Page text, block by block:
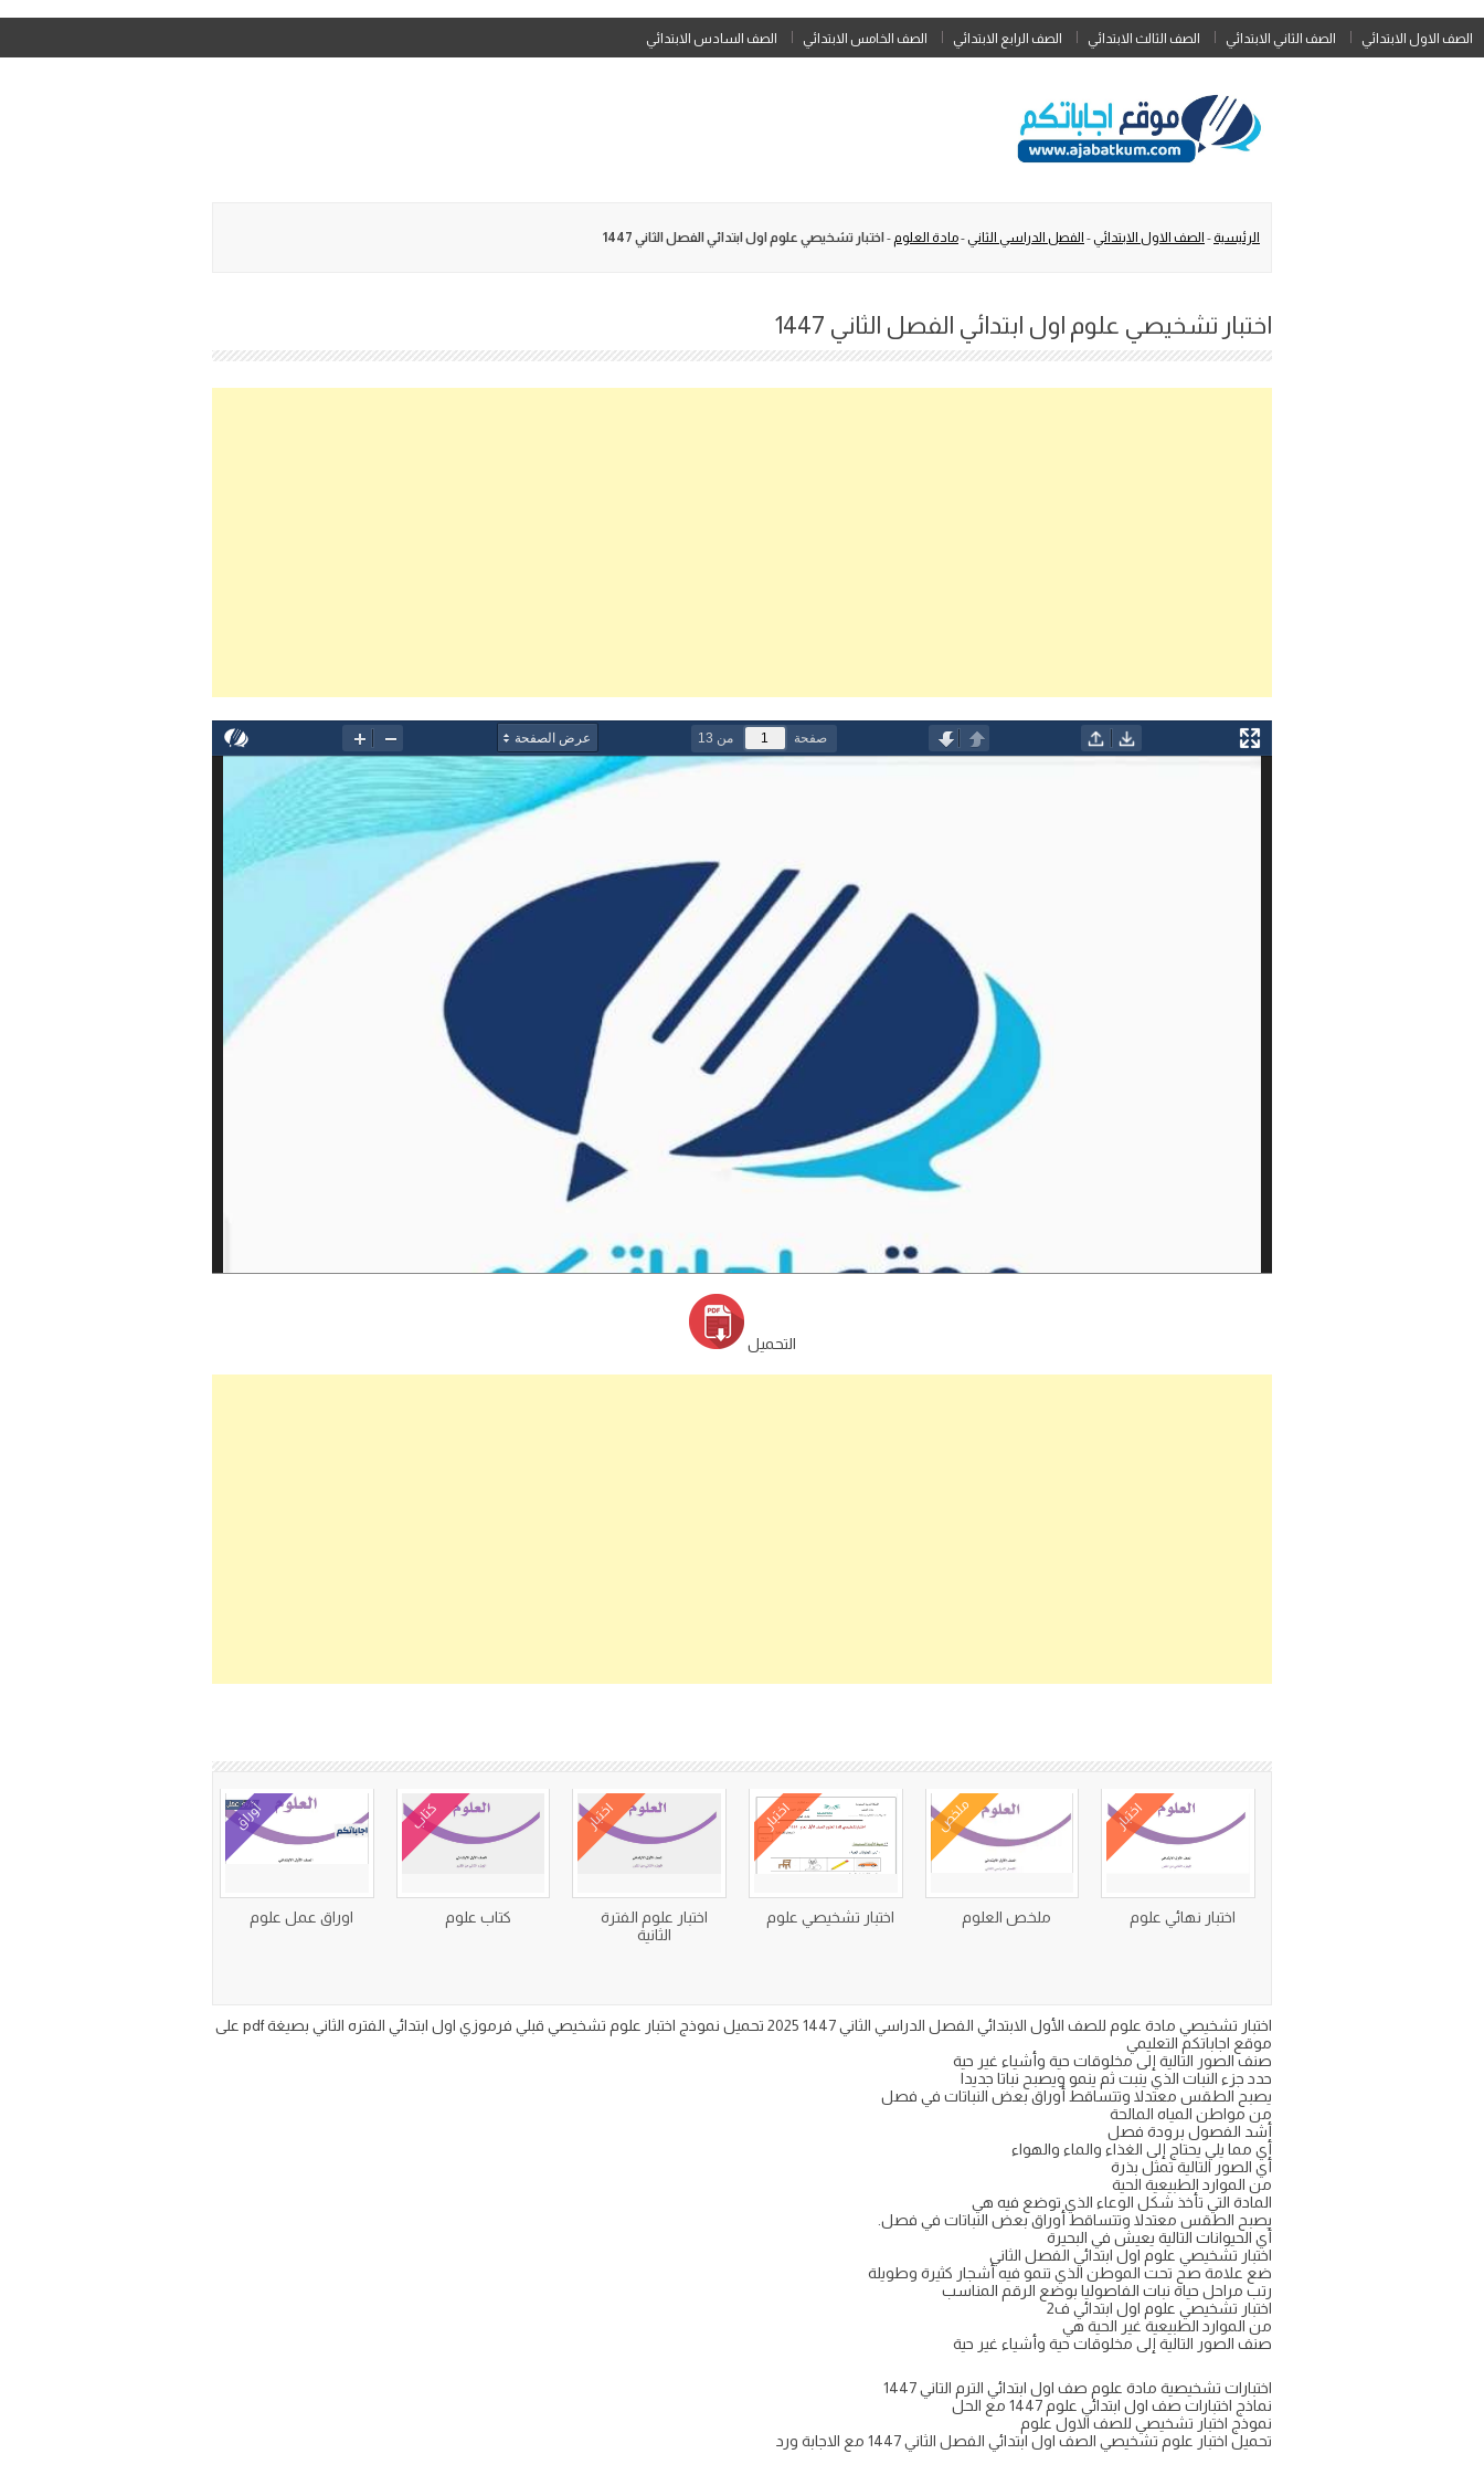
Skip
to
الصف الاول الابتدائي الصف الثاني الابتدائي الصف الثالث الابتدائي الصف الرابع الابتدائي الصف الخامس الابتدائي الصف السادس الابتدائي
الرئيسية - الصف الاول الابتدائي - الفصل الدراسي الثاني -مادة العلوم - اختبار تشخيصي علوم اول ابتدائي الفصل الثاني 1447
اختبار تشخيصي علوم اول ابتدائي الفصل الثاني 1447
التحميل
اختبار
اختبار نهائي علوم
ملخص
ملخص العلوم
اختبار
اختبار تشخيصي علوم
اختبار
اختبار علوم الفترة
الثانية
كتاب
كتاب علوم
أوراق
اوراق عمل علوم
اختبار تشخيصي مادة علوم للصف الأول الابتدائي الفصل الدراسي الثاني 1447 2025 تحميل نموذج اختبار علوم تشخيصي قبلي فرموزي اول ابتدائي الفتره الثاني بصيغة pdf على
موقع اجاباتكم التعليمي
صنف الصور التالية إلى مخلوقات حية وأشياء غير حية
حدد جزء النبات الذي ينبت ثم ينمو ويصبح نباتا جديدا
يصبح الطقس معتدلا وتتساقط أوراق بعض النباتات في فصل
من مواطن المياه المالحة
أشد الفصول برودة فصل
أي مما يلي يحتاج إلى الغذاء والماء والهواء
أي الصور التالية تمثل بذرة
من الموارد الطبيعية الحية
المادة التي تأخذ شكل الوعاء الذي توضع فيه هي
يصبح الطقس معتدلا وتتساقط أوراق بعض النباتات في فصل.
أي الحيوانات التالية يعيش في البحيرة
اختبار تشخيصي علوم اول ابتدائي الفصل الثاني
ضع علامة صح تحت الموطن الذي تنمو فيه أشجار كثيرة وطويلة
رتب مراحل حياة نبات الفاصوليا بوضع الرقم المناسب
اختبار تشخيصي علوم اول ابتدائي ف2
من الموارد الطبيعية غير الحية هي
صنف الصور التالية إلى مخلوقات حية وأشياء غير حية
اختبارات تشخيصية مادة علوم صف اول ابتدائي الترم التاني 1447
نماذج اختبارات صف اول ابتدائي علوم 1447 مع الحل
نموذج اختبار تشخيصي للصف الاول علوم
تحميل اختبار علوم تشخيصي الصف اول ابتدائي الفصل الثاني 1447 مع الاجابة ورد